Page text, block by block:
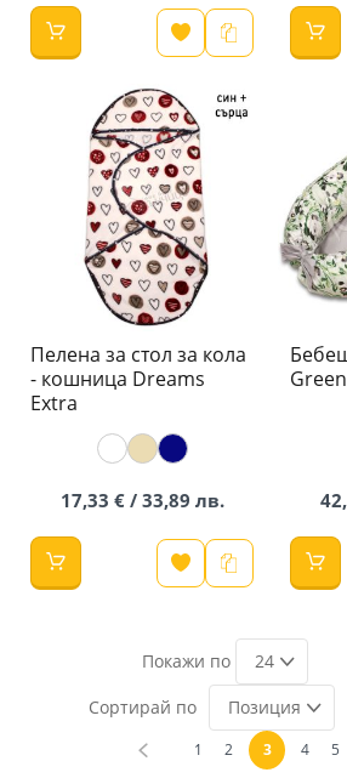
Пелена за стол за кола
- кошница Dreams
Extra
17,33 € / 33,89 лв.
24
Позиция
Страница
СтраницаСтраница
1 Страница
2 В момента
3 4 5